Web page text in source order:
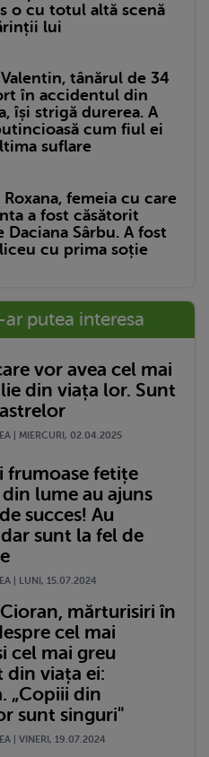
o cu totul altă scenă
lui
tânărul de 34
în accidentul din
își strigă durerea. A
cum fiul ei
suflare
femeia cu care
a fost căsătorit
Daciana Sârbu. A fost
cu prima soție
putea interesa
vor avea cel mai
din viața lor. Sunt
| MIERCURI, 02.04.2025
frumoase fetițe
lume au ajuns
succes! Au
sunt la fel de
| LUNI, 15.07.2024
mărturisiri în
cel mai
cel mai greu
din viața ei:
„Copiii din
sunt singuri"
| VINERI, 19.07.2024